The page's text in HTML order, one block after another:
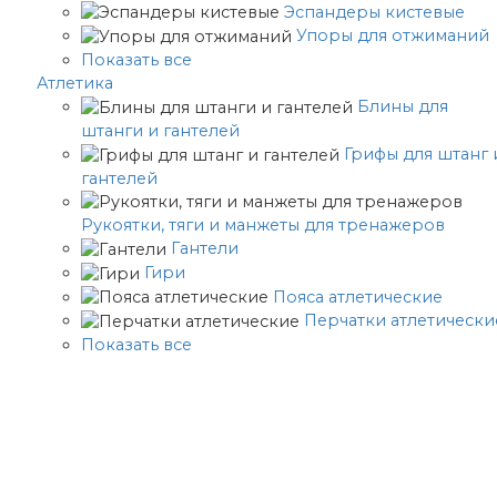
Эспандеры кистевые
Упоры для отжиманий
Показать все
Атлетика
Блины для
штанги и гантелей
Грифы для штанг
гантелей
Рукоятки, тяги и манжеты для тренажеров
Гантели
Гири
Пояса атлетические
Перчатки
Показать все